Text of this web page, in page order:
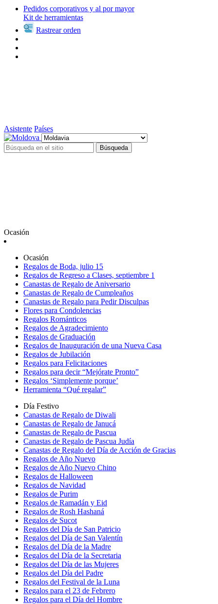
Pedidos corporativos y al por mayor
Kit de herramientas
Rastrear orden
Asistente Países
Búsqueda
Ocasión
Ocasión
Regalos de Boda, julio 15
Regalos de Regreso a Clases, septiembre 1
Canastas de Regalo de Aniversario
Canastas de Regalo de Cumpleaños
Canastas de Regalo para Pedir Disculpas
Flores para Condolencias
Regalos Románticos
Regalos de Agradecimiento
Regalos de Graduación
Regalos de Inauguración de una Nueva Casa
Regalos de Jubilación
Regalos para Felicitaciones
Regalos para decir “Mejórate Pronto”
Regalos ‘Simplemente porque’
Herramienta “Qué regalar”
Día Festivo
Canastas de Regalo de Diwali
Canastas de Regalo de Janucá
Canastas de Regalo de Pascua
Canastas de Regalo de Pascua Judía
Canastas de Regalo del Día de Acción de Gracias
Regalos de Año Nuevo
Regalos de Año Nuevo Chino
Regalos de Halloween
Regalos de Navidad
Regalos de Purim
Regalos de Ramadán y Eid
Regalos de Rosh Hashaná
Regalos de Sucot
Regalos del Día de San Patricio
Regalos del Día de San Valentín
Regalos del Día de la Madre
Regalos del Día de la Secretaria
Regalos del Día de las Mujeres
Regalos del Día del Padre
Regalos del Festival de la Luna
Regalos para el 23 de Febrero
Regalos para el Día del Hombre